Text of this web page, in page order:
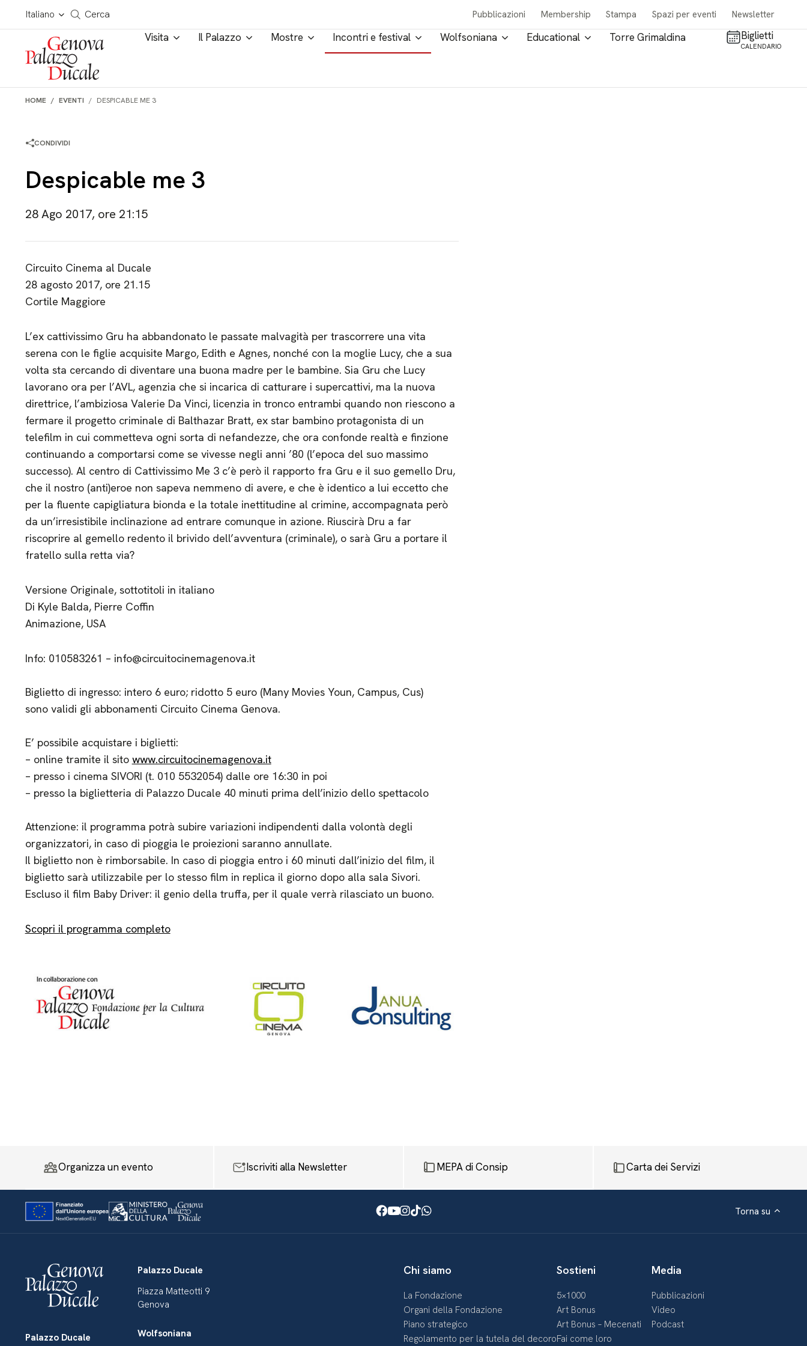
Salta al contenuto
Italiano
Cerca in tutto il sito
Cerca Pubblicazioni Membership Stampa Spazi per eventi Newsletter
Visita Il Palazzo Mostre Incontri e festival Wolfsoniana Educational Torre Grimaldina Biglietti
CALENDARIO
HOME EVENTI DESPICABLE ME 3
CONDIVIDI
Despicable me 3
28 Ago 2017, ore 21:15
Circuito Cinema al Ducale
28 agosto 2017, ore 21.15
Cortile Maggiore
L’ex cattivissimo Gru ha abbandonato le passate malvagità per trascorrere una vita
serena con le figlie acquisite Margo, Edith e Agnes, nonché con la moglie Lucy, che a sua
volta sta cercando di diventare una buona madre per le bambine. Sia Gru che Lucy
lavorano ora per l’AVL, agenzia che si incarica di catturare i supercattivi, ma la nuova
direttrice, l’ambiziosa Valerie Da Vinci, licenzia in tronco entrambi quando non riescono a
fermare il progetto criminale di Balthazar Bratt, ex star bambino protagonista di un
telefilm in cui commetteva ogni sorta di nefandezze, che ora confonde realtà e finzione
continuando a comportarsi come se vivesse negli anni ’80 (l’epoca del suo massimo
successo). Al centro di Cattivissimo Me 3 c’è però il rapporto fra Gru e il suo gemello Dru,
che il nostro (anti)eroe non sapeva nemmeno di avere, e che è identico a lui eccetto che
per la fluente capigliatura bionda e la totale inettitudine al crimine, accompagnata però
da un’irresistibile inclinazione ad entrare comunque in azione. Riuscirà Dru a far
riscoprire al gemello redento il brivido dell’avventura (criminale), o sarà Gru a portare il
fratello sulla retta via?
Versione Originale, sottotitoli in italiano
Di Kyle Balda, Pierre Coffin
Animazione, USA
Info: 010583261 – info@circuitocinemagenova.it
Biglietto di ingresso: intero 6 euro; ridotto 5 euro (Many Movies Youn, Campus, Cus)
sono validi gli abbonamenti Circuito Cinema Genova.
E’ possibile acquistare i biglietti:
– online tramite il sito www.circuitocinemagenova.it
– presso i cinema SIVORI (t. 010 5532054) dalle ore 16:30 in poi
– presso la biglietteria di Palazzo Ducale 40 minuti prima dell’inizio dello spettacolo
Attenzione: il programma potrà subire variazioni indipendenti dalla volontà degli
organizzatori, in caso di pioggia le proiezioni saranno annullate.
Il biglietto non è rimborsabile. In caso di pioggia entro i 60 minuti dall’inizio del film, il
biglietto sarà utilizzabile per lo stesso film in replica il giorno dopo alla sala Sivori.
Escluso il film Baby Driver: il genio della truffa, per il quale verrà rilasciato un buono.
Scopri il programma completo
Organizza un evento Iscriviti alla Newsletter MEPA di Consip Carta dei Servizi
Facebook
Youtube
Instagram
TikTok
WhatsApp Torna su
Palazzo Ducale
Palazzo Ducale
Piazza Matteotti 9
Genova
Wolfsoniana
Chi siamo
La Fondazione
Organi della Fondazione
Piano strategico
Regolamento per la tutela del decoro
Sostieni
5×1000
Art Bonus
Art Bonus – Mecenati
Fai come loro
Media
Pubblicazioni
Video
Podcast